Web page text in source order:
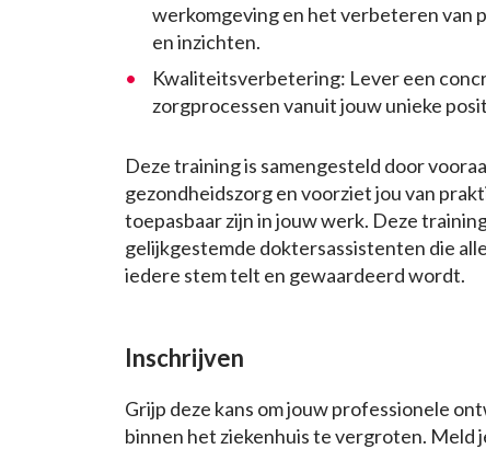
werkomgeving en het verbeteren van
en inzichten.
Kwaliteitsverbetering: Lever een
zorgprocessen vanuit jouw unieke
Deze training is samengesteld door
gezondheidszorg en voorziet jou van
toepasbaar zijn in jouw werk. Deze
gelijkgestemde doktersassistenten die
iedere stem telt en gewaardeerd wordt.
Inschrijven
Grijp deze kans om jouw professionele
binnen het ziekenhuis te vergroten. Meld